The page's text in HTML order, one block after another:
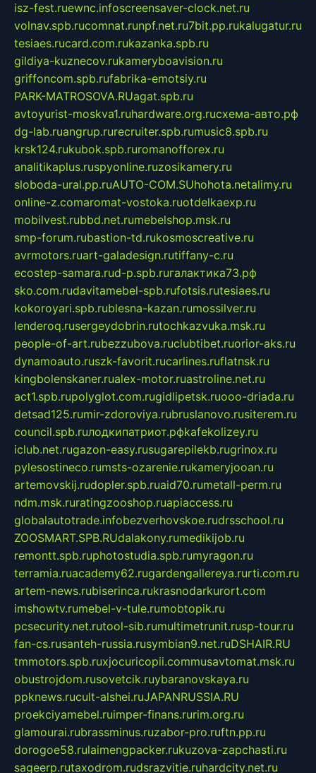
isz-fest.ruewnc.infoscreensaver-clock.net.ru
volnav.spb.rucomnat.runpf.net.ru7bit.pp.rukalugatur.ru
tesiaes.rucard.com.rukazanka.spb.ru
gildiya-kuznecov.rukameryboavision.ru
griffoncom.spb.rufabrika-emotsiy.ru
PARK-MATROSOVA.RUagat.spb.ru
avtoyurist-moskva1.ruhardware.org.ruсхема-авто.рф
dg-lab.ruangrup.rurecruiter.spb.rumusic8.spb.ru
krsk124.rukubok.spb.ruromanofforex.ru
analitikaplus.ruspyonline.ruzosikamery.ru
sloboda-ural.pp.ruAUTO-COM.SUhohota.netalimy.ru
online-z.comaromat-vostoka.ruotdelkaexp.ru
mobilvest.rubbd.net.rumebelshop.msk.ru
smp-forum.rubastion-td.rukosmoscreative.ru
avrmotors.ruart-galadesign.rutiffany-c.ru
ecostep-samara.rud-p.spb.ruгалактика73.рф
sko.com.rudavitamebel-spb.rufotsis.rutesiaes.ru
kokoroyari.spb.rublesna-kazan.rumossilver.ru
lenderoq.rusergeydobrin.rutochkazvuka.msk.ru
people-of-art.rubezzubova.ruclubtibet.ruorior-aks.ru
dynamoauto.ruszk-favorit.rucarlines.ruflatnsk.ru
kingbolenskaner.rualex-motor.ruastroline.net.ru
act1.spb.rupolyglot.com.rugidlipetsk.ruooo-driada.ru
detsad125.rumir-zdoroviya.rubruslanovo.rusiterem.ru
council.spb.ruлодкипатриот.рфkafekolizey.ru
iclub.net.rugazon-easy.rusugarepilekb.rugrinox.ru
pylesostineco.rumsts-ozarenie.rukameryjooan.ru
artemovskij.rudopler.spb.ruaid70.rumetall-perm.ru
ndm.msk.ruratingzooshop.ruapiaccess.ru
globalautotrade.infobezverhovskoe.rudrsschool.ru
ZOOSMART.SPB.RUdalakony.rumedikijob.ru
remontt.spb.ruphotostudia.spb.rumyragon.ru
terramia.ruacademy62.rugardengallereya.rurti.com.ru
artem-news.rubiserinca.rukrasnodarkurort.com
imshowtv.rumebel-v-tule.rumobtopik.ru
pcsecurity.net.rutool-sib.rumultimetrunit.rusp-tour.ru
fan-cs.rusanteh-russia.rusymbian9.net.ruDSHAIR.RU
tmmotors.spb.ruxjocuricopii.commusavtomat.msk.ru
obustrojdom.rusovetcik.ruybaranovskaya.ru
ppknews.rucult-alshei.ruJAPANRUSSIA.RU
proekciyamebel.ruimper-finans.rurim.org.ru
glamourai.rubrassminus.ruzabor-pro.ruftn.pp.ru
dorogoe58.rulaimengpacker.rukuzova-zapchasti.ru
sageerp.rutaxodrom.rudsrazvitie.ruhardcity.net.ru